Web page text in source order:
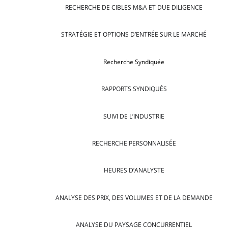
RECHERCHE DE CIBLES M&A ET DUE DILIGENCE
STRATÉGIE ET OPTIONS D’ENTRÉE SUR LE MARCHÉ
Recherche Syndiquée
RAPPORTS SYNDIQUÉS
SUIVI DE L’INDUSTRIE
RECHERCHE PERSONNALISÉE
HEURES D’ANALYSTE
ANALYSE DES PRIX, DES VOLUMES ET DE LA DEMANDE
ANALYSE DU PAYSAGE CONCURRENTIEL